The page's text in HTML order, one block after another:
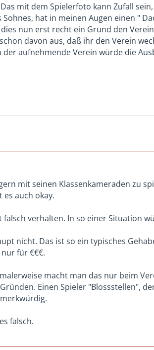
mit dem Spielerfoto kann Zufall
hat in meinen Augen einen "
nun erst recht ein Grund den
davon aus, daß ihr den Verein
aufnehmende Verein würde die
mit seinen Klassenkameraden zu
auch okay.
verhalten. In so einer Situation
nicht. Das ist so ein typisches
für €€€.
macht man das nur beim
Einen Spieler "Blossstellen",
falsch.